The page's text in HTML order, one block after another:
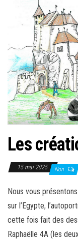
Les
15 mai 2025 Non
Nous vous
sur l’Egypte,
cette fois fait des
Raphaëlle 4A (les